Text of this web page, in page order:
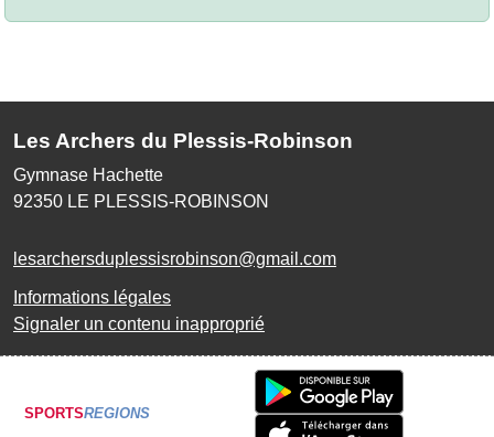
Les Archers du Plessis-Robinson
Gymnase Hachette
92350 LE PLESSIS-ROBINSON
lesarchersduplessisrobinson@gmail.com
Informations légales
Signaler un contenu inapproprié
SPORTSREGIONS